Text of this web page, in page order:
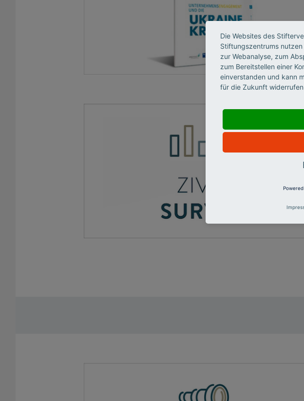
Die Websites des
Stiftungszentrums
zur Webanalyse, zum
zum Bereitstellen einer
einverstanden und kann
für die Zukunft